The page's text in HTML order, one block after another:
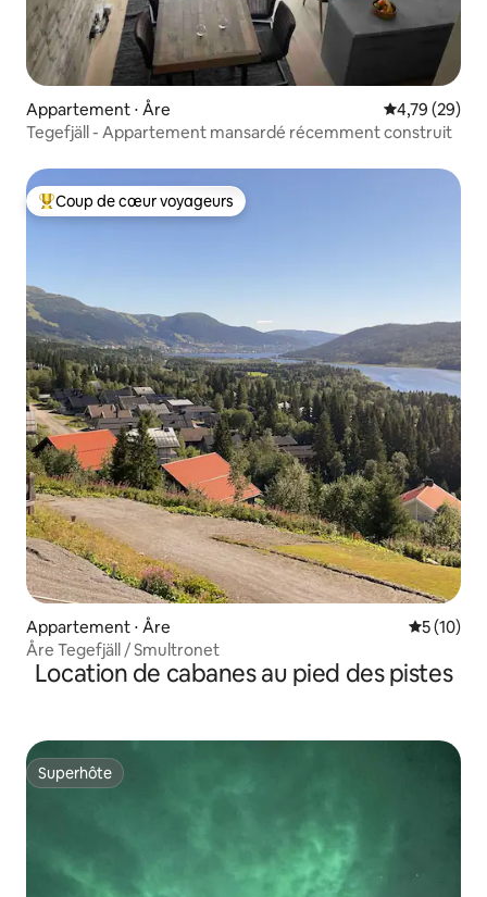
Appartement ⋅ Åre Évaluation
4,79 (29)
Tegefjäll - Appartement mansardé récemment construit
Coups de cœur voyageurs les plus appréciés
Coup de cœur voyageurs
Appartement ⋅ Åre
5 (10)
Åre Tegefjäll / Smultronet
Location de cabanes au pied des pistes
Superhôte
Superhôte